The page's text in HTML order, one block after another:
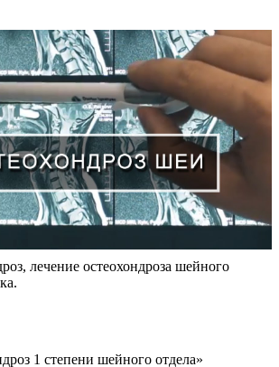
лечение остеохондроза шейного
1 степени шейного отдела»